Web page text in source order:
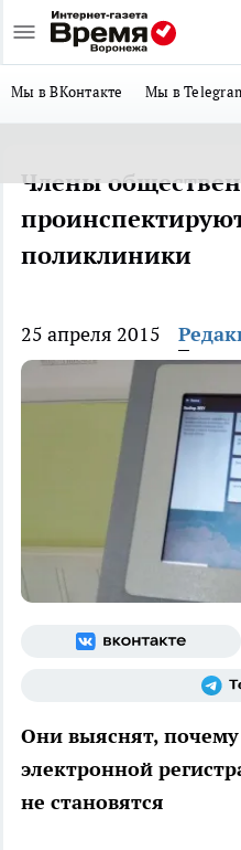
Мы в ВКонтакте Мы в
Члены
поликлиники
25 апреля 2015
Они выяснят,
электронной
не становятся